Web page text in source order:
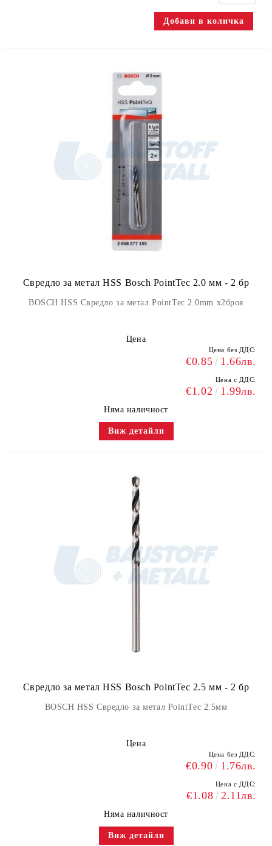
Свредло за метал HSS Bosch PointTec 2.0 мм - 2 бр
BOSCH HSS Свредло за метал PointTec 2.0mm x2броя
Цена
Цена без ДДС:
€0.85 1.66лв.
Цена с ДДС:
€1.02 1.99лв.
Няма наличност
Виж детайли
Свредло за метал HSS Bosch PointTec 2.5 мм - 2 бр
BOSCH HSS Свредло за метал PointTec 2.5мм
Цена
Цена без ДДС:
€0.90 1.76лв.
Цена с ДДС:
€1.08 2.11лв.
Няма наличност
Виж детайли